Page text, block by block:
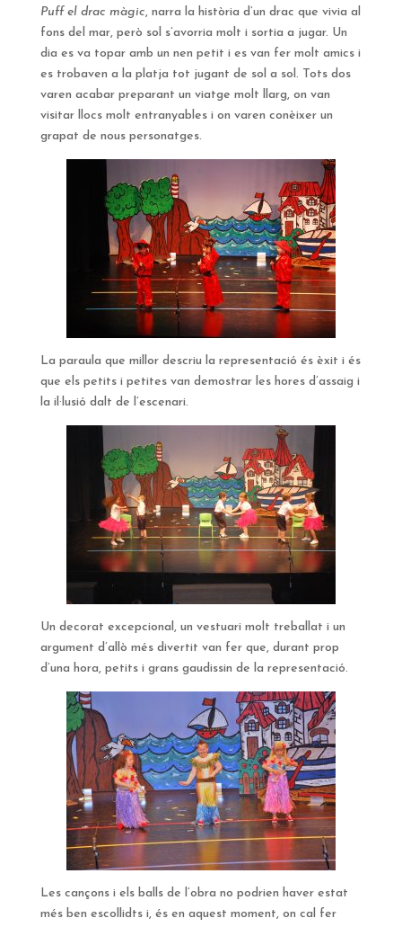
Puff el drac màgic, narra la història d’un drac que vivia al
fons del mar, però sol s’avorria molt i sortia a jugar. Un
dia es va topar amb un nen petit i es van fer molt amics i
es trobaven a la platja tot jugant de sol a sol. Tots dos
varen acabar preparant un viatge molt llarg, on van
visitar llocs molt entranyables i on varen conèixer un
grapat de nous personatges.
La paraula que millor descriu la representació és èxit i és
que els petits i petites van demostrar les hores d’assaig i
la il·lusió dalt de l’escenari.
Un decorat excepcional, un vestuari molt treballat i un
argument d’allò més divertit van fer que, durant prop
d’una hora, petits i grans gaudissin de la representació.
Les cançons i els balls de l’obra no podrien haver estat
més ben escollidts i, és en aquest moment, on cal fer